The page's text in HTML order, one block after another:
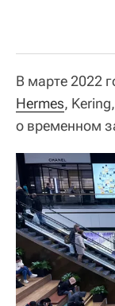
В марте 2022
Hermes, Kering,
о временном